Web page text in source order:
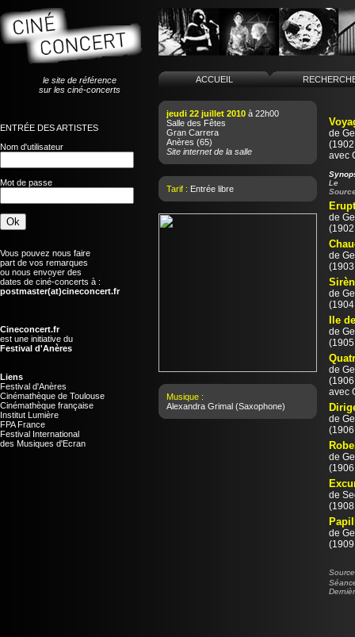
le site de référence
sur les ciné-concerts
ENTRÉE DES ARTISTES
Nom d'utilisateur
Mot de passe
Vous pouvez nous faire
part de vos remarques
ou nous envoyer des
dates de ciné-concerts à :
postmaster(at)cineconcert.fr
Cineconcert.fr
est une initiative du
Festival d'Anères
Liens
Festival d'Anères
Cinémathèque de Toulouse
Cinémathèque française
Institut Lumière
FPA France
Festival International
des Musiques d'Ecran
ACCUEIL
jeudi 22 juillet 2010 à 22h00
Salle des Fêtes
Gran Carrera
Anères (65)
Site internet de la salle
Tarif : Entrée libre
Musique :
Alexandra Grimal (Saxophone)
de
avec
Le
de
de
de
Ile
de
de
avec
de
de
de
de